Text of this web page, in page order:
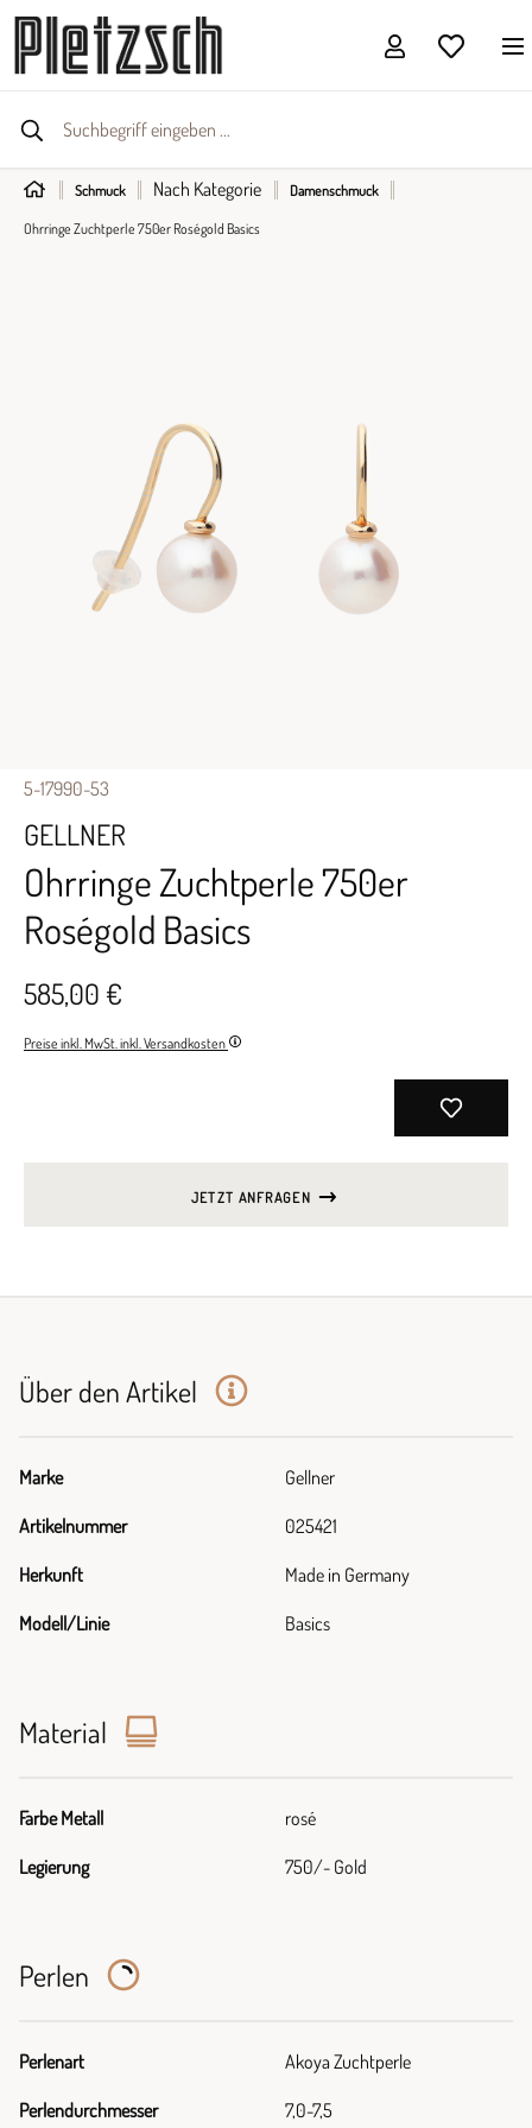
Schmuck Nach Kategorie Damenschmuck
Ohrringe Zuchtperle 750er Roségold Basics
5-17990-53
GELLNER
Ohrringe Zuchtperle 750er
Roségold Basics
585,00 €
Preise inkl. MwSt. inkl. Versandkosten
JETZT ANFRAGEN
Über den Artikel
Marke Gellner
Artikelnummer 025421
Herkunft Made in Germany
Modell/Linie Basics
Material
Farbe Metall rosé
Legierung 750/- Gold
Perlen
Perlenart Akoya Zuchtperle
Perlendurchmesser 7,0-7,5